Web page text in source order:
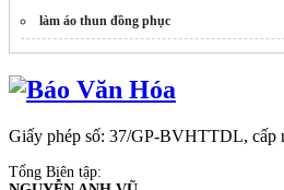
làm áo thun đồng phục
Giấy phép số: 37/GP-BVHTTDL, cấp
Tổng Biên tập: